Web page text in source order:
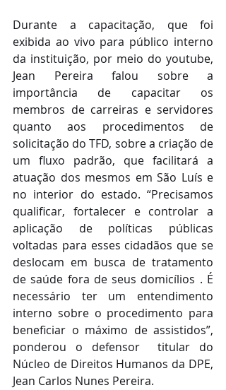
Durante a capacitação, que foi
exibida ao vivo para público interno
da instituição, por meio do youtube,
Jean Pereira falou sobre a
importância de capacitar os
membros de carreiras e servidores
quanto aos procedimentos de
solicitação do TFD, sobre a criação de
um fluxo padrão, que facilitará a
atuação dos mesmos em São Luís e
no interior do estado. “Precisamos
qualificar, fortalecer e controlar a
aplicação de políticas públicas
voltadas para esses cidadãos que se
deslocam em busca de tratamento
de saúde fora de seus domicílios . É
necessário ter um entendimento
interno sobre o procedimento para
beneficiar o máximo de assistidos”,
ponderou o defensor  titular do
Núcleo de Direitos Humanos da DPE,
Jean Carlos Nunes Pereira.